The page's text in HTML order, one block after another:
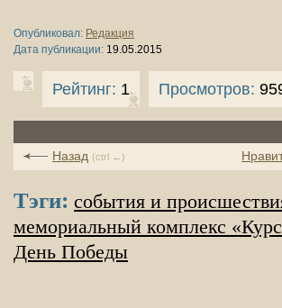
Опубликовал: Редакция
Дата публикации: 19.05.2015
Рейтинг: 1 Просмотров:
Назад (ctrl ←)
Тэги: события и
мемориальный комплекс
День Победы